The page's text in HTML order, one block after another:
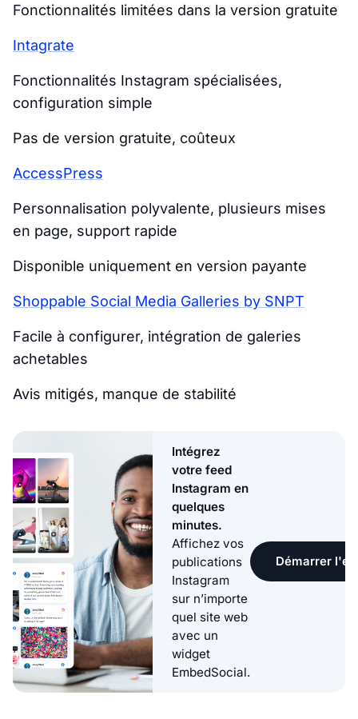
Fonctionnalités limitées dans la version gratuite
Intagrate
Fonctionnalités Instagram spécialisées,
configuration simple
Pas de version gratuite, coûteux
AccessPress
Personnalisation polyvalente, plusieurs mises
en page, support rapide
Disponible uniquement en version payante
Shoppable Social Media Galleries by SNPT
Facile à configurer, intégration de galeries
achetables
Avis mitigés, manque de stabilité
Intégrez
votre feed
Instagram en
quelques
minutes.
Affichez vos
publications
Instagram
sur n’importe
quel site web
avec un
widget
EmbedSocial.
Démarrer